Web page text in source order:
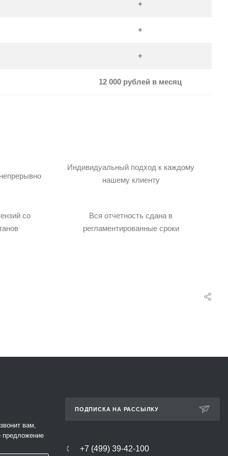
+
+
+
12 000 рублей в месяц
Индивидуальный подход к каждому
нашему клиенту
со
Вся отчетность сдана в
регламентированные сроки
вам,
предложение
ПОДПИСКА НА РАССЫЛКУ
+7 (499) 39-42-100